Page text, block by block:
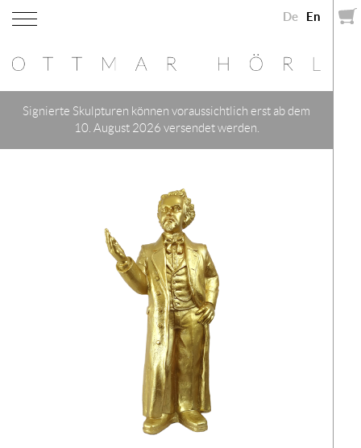
De En
Signierte Skulpturen können voraussichtlich erst ab dem
10. August 2026 versendet werden.